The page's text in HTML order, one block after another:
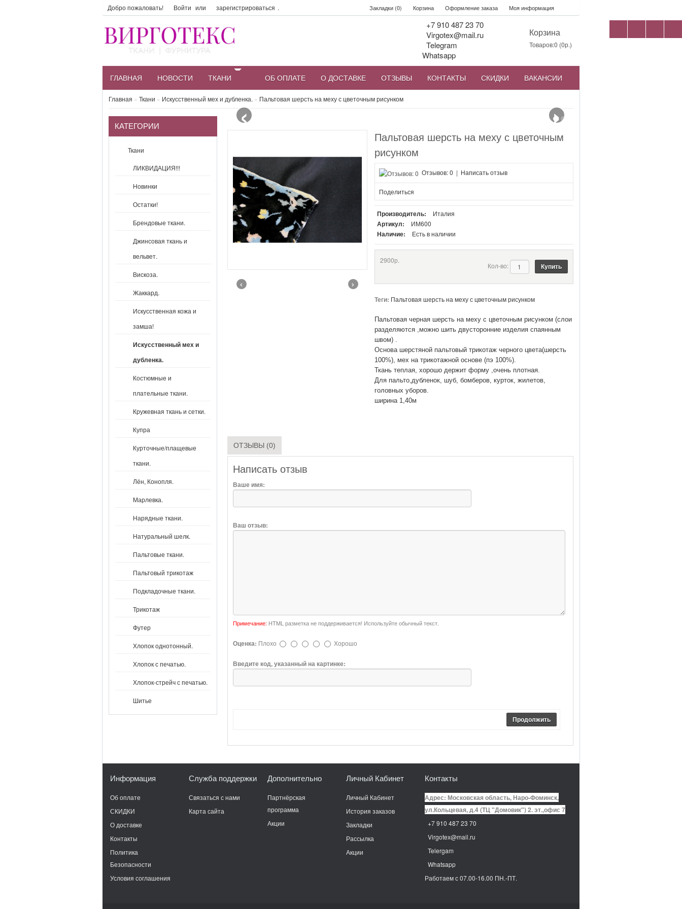
Добро пожаловать! Войти или зарегистрироваться . Закладки (0) Корзина Оформление заказа Моя информация
Корзина
Товаров:0 (0р.)
+7 910 487 23 70
Virgotex@mail.ru
Telegram
Whatsapp
ГЛАВНАЯ НОВОСТИ ТКАНИ ОБ ОПЛАТЕ О ДОСТАВКЕ ОТЗЫВЫ КОНТАКТЫ СКИДКИ ВАКАНСИИ
Главная » Ткани » Искусственный мех и дубленка. » Пальтовая шерсть на меху с цветочным рисунком
КАТЕГОРИИ
Ткани
ЛИКВИДАЦИЯ!!!
Новинки
Остатки!
Брендовые ткани.
Джинсовая ткань и
вельвет.
Вискоза.
Жаккард.
Искусственная кожа и
замша!
Искусственный мех и
дубленка.
Костюмные и
плательные ткани.
Кружевная ткань и сетки.
Купра
Курточные/плащевые
ткани.
Лён, Конопля.
Марлевка.
Нарядные ткани.
Натуральный шелк.
Пальтовые ткани.
Пальтовый трикотаж
Подкладочные ткани.
Трикотаж
Футер
Хлопок однотонный.
Хлопок с печатью.
Хлопок-стрейч с печатью.
Шитье
‹ ›
‹ ›
Пальтовая шерсть на меху с цветочным
рисунком
Отзывов: 0 | Написать отзыв
Поделиться
Производитель: Италия
Артикул: ИМ600
Наличие: Есть в наличии
2900р.
Кол-во:
Теги: Пальтовая шерсть на меху с цветочным рисунком
Пальтовая черная шерсть на меху с цветочным рисунком (слои
разделяются ,можно шить двусторонние изделия спаянным
швом) .
Основа шерстяной пальтовый трикотаж черного цвета(шерсть
100%), мех на трикотажной основе (пэ 100%).
Ткань теплая, хорошо держит форму ,очень плотная.
Для пальто,дубленок, шуб, бомберов, курток, жилетов,
головных уборов.
ширина 1,40м
ОТЗЫВЫ (0)
Написать отзыв
Ваше имя:
Ваш отзыв:
Примечание: HTML разметка не поддерживается! Используйте обычный текст.
Оценка: Плохо Хорошо
Введите код, указанный на картинке:
Продолжить
Информация
Об оплате
СКИДКИ
О доставке
Контакты
Политика
Безопасности
Условия соглашения
Служба поддержки
Связаться с нами
Карта сайта
Дополнительно
Партнёрская
программа
Акции
Личный Кабинет
Личный Кабинет
История заказов
Закладки
Рассылка
Акции
Контакты
Адрес: Московская область, Наро-Фоминск,
ул.Кольцевая, д.4 (ТЦ "Домовик") 2. эт.,офис 7
+7 910 487 23 70
Virgotex@mail.ru
Telergam
Whatsapp
Работаем с 07.00-16.00 ПН.-ПТ.